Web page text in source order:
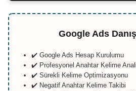
Google Ads
✔️ Google Ads Hesap Kurulumu
✔️ Profesyonel Anahtar Kelime
✔️ Sürekli Kelime Optimizasyonu
✔️ Negatif Anahtar Kelime Takibi